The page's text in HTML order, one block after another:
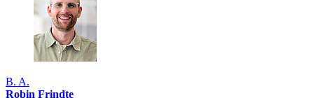
B. A.
Robin Frindte